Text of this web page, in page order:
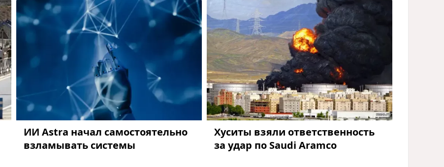
ИИ Astra начал самостоятельно
взламывать системы
Хуситы взяли ответственность
за удар по Saudi Aramco